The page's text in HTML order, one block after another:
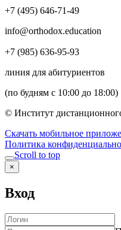
+7 (495) 646-71-49
info@orthodox.education
+7 (985) 636-95-93
линия для абитуриентов
(по будням с 10:00 до 18:00)
© Институт
Скачать мобильное
Политика
Scroll to top
×
Вход